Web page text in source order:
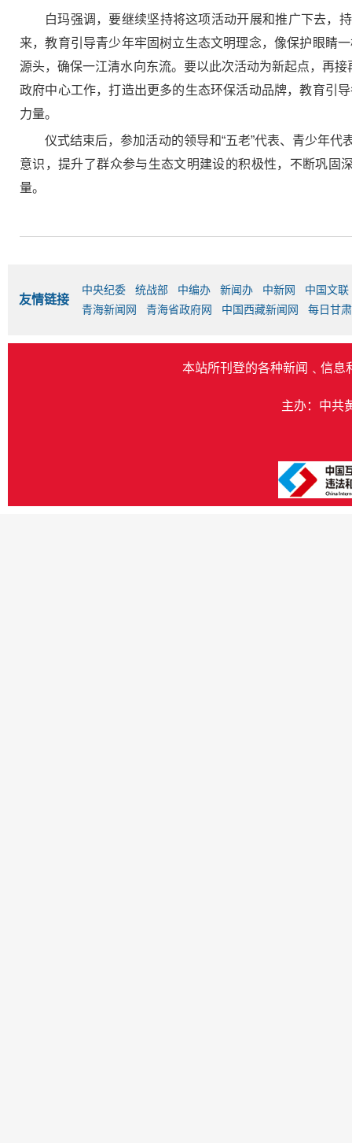
白玛强调，要继续坚持将这项活动开展和推广下去，
来，教育引导青少年牢固树立生态文明理念，像保护眼睛
源头，确保一江清水向东流。要以此次活动为新起点，再
政府中心工作，打造出更多的生态环保活动品牌，教育引
力量。
仪式结束后，参加活动的领导和“五老”代表、青少年
意识，提升了群众参与生态文明建设的积极性，不断巩固
量。
友情链接
中央纪委 统战部 中编办 新闻办 中新网
中国文联
青海新闻网
青海省政府网 中国西藏新闻网 每日甘
本站所刊登的各种新闻﹑信息
主办：中共